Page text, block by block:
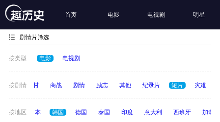
首页 电影 电视剧 明星
剧情片筛选
按类型 电影 电视剧
按剧情
历史 乡村 商战 剧情 励志 其他 纪录片 短片 灾难
按地区
英国 日本 韩国 德国 泰国 印度 意大利 西班牙 加拿大